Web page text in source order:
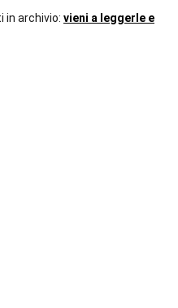
in archivio: vieni a leggerle e